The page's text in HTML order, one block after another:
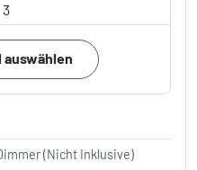
3
(Nicht Inklusive)